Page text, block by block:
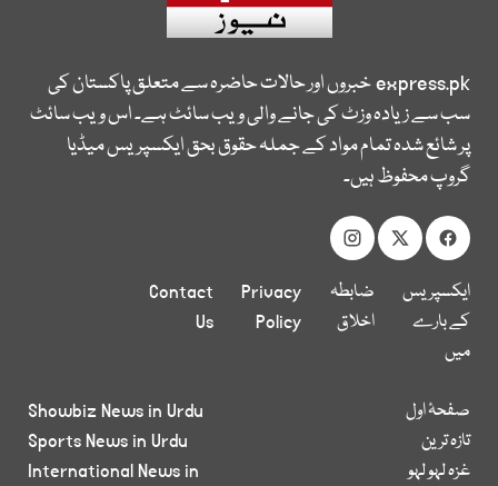
express.pkخبروں اور حالات حاضرہ سے متعلق پاکستان کی
سب سے زیادہ وزٹ کی جانے والی ویب سائٹ ہے۔ اس ویب سائٹ
پر شائع شدہ تمام مواد کے جملہ حقوق بحق ایکسپریس میڈیا
گروپ محفوظ ہیں۔
ایکسپریس
کے بارے
میں
ضابطہ
اخلاق
Privacy
Policy
Contact
Us
صفحۂ اول
تازہ ترین
غزہ لہو لہو
Showbiz News in Urdu
Sports News in Urdu
International News in